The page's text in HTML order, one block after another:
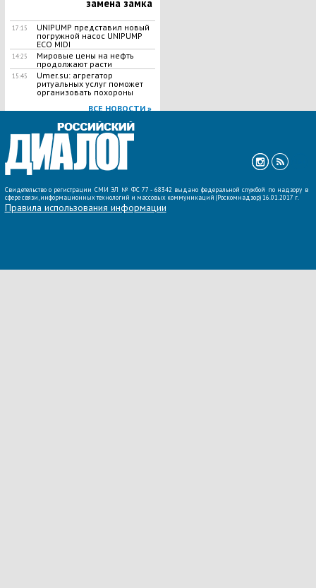
замена замка
17:15
UNIPUMP представил новый
погружной насос UNIPUMP
ECO MIDI
14:25
Мировые цены на нефть
продолжают расти
15:45
Umer.su: агрегатор
ритуальных услуг поможет
организовать похороны
ВСЕ НОВОСТИ »
Свидетельство о регистрации СМИ ЭЛ № ФС 77 - 68342 выдано федеральной службой по надзору в
сфере связи, информационных технологий и массовых коммуникаций (Роскомнадзор) 16.01.2017 г.
Правила использования информации